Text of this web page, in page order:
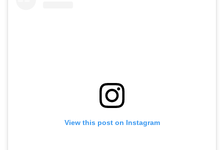
View this post on Instagram